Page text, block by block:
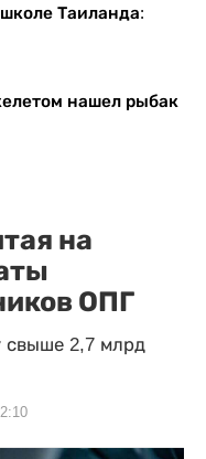
Таиланда:
нашел рыбак
на
ОПГ
свыше 2,7 млрд